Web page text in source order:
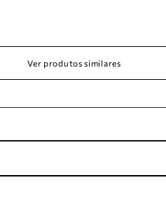
Ver produtos similares